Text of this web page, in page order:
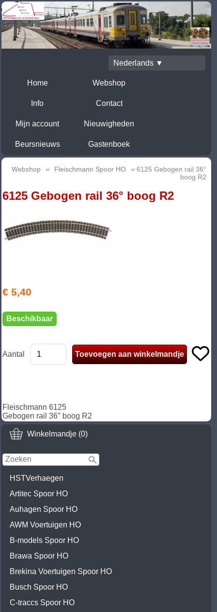
Nederlands ▼
Home Webshop
Info Contact
Mijn account Nieuwigheden
Beursnieuws Gastenboek
Winkelmandje (0)
HSTVerhaegen
Artitec Spoor HO
Auhagen Spoor HO
AWM Voertuigen HO
B-models Spoor HO
Brawa Spoor HO
Brekina Voertuigen Spoor HO
Busch Spoor HO
C-traccs Spoor HO
Webshop » Fleischmann Spoor HO
» 6125 Gebogen rail 36°
boog R2
6125 Gebogen rail 36° boog R2
€ 5,40
Beschikbaar
Aantal
Fleischmann 6125
Gebogen rail 36° boog R2